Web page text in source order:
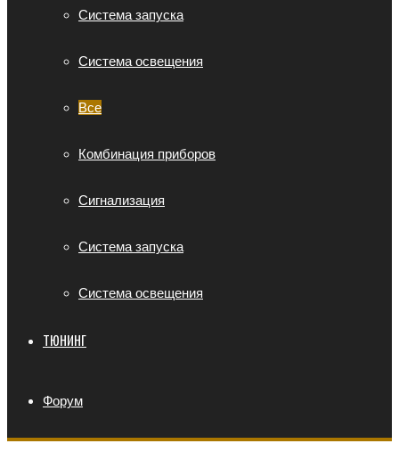
Система запуска
Система освещения
Все
Комбинация приборов
Сигнализация
Система запуска
Система освещения
ТЮНИНГ
Форум